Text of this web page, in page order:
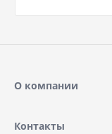
О компании
Контакты